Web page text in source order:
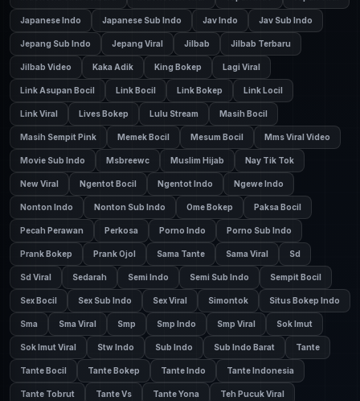
Japanese Indo Japanese Sub Indo Jav Indo Jav Sub Indo
Jepang Sub Indo Jepang Viral Jilbab Jilbab Terbaru
Jilbab Video Kaka Adik King Bokep Lagi Viral
Link Asupan Bocil Link Bocil Link Bokep Link Locil
Link Viral Lives Bokep Lulu Stream Masih Bocil
Masih Sempit Pink Memek Bocil Mesum Bocil Mms Viral Video
Movie Sub Indo Msbreewc Muslim Hijab Nay Tik Tok
New Viral Ngentot Bocil Ngentot Indo Ngewe Indo
Nonton Indo Nonton Sub Indo Ome Bokep Paksa Bocil
Pecah Perawan Perkosa Porno Indo Porno Sub Indo
Prank Bokep Prank Ojol Sama Tante Sama Viral Sd
Sd Viral Sedarah Semi Indo Semi Sub Indo Sempit Bocil
Sex Bocil Sex Sub Indo Sex Viral Simontok Situs Bokep Indo
Sma Sma Viral Smp Smp Indo Smp Viral Sok Imut
Sok Imut Viral Stw Indo Sub Indo Sub Indo Barat Tante
Tante Bocil Tante Bokep Tante Indo Tante Indonesia
Tante Tobrut Tante Vs Tante Yona Teh Pucuk Viral